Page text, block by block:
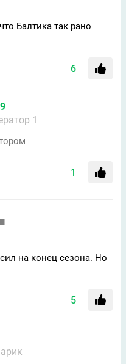
Балтика так рано
6
1
1
на конец сезона. Но
5